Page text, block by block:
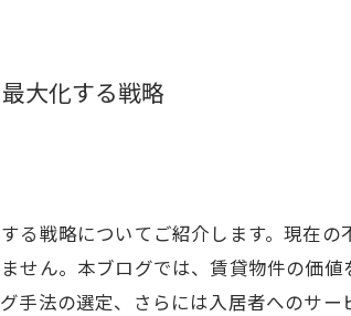
大化する戦略
る戦略についてご紹介します。現在
せん。本ブログでは、賃貸物件の価
手法の選定、さらには入居者へのサ